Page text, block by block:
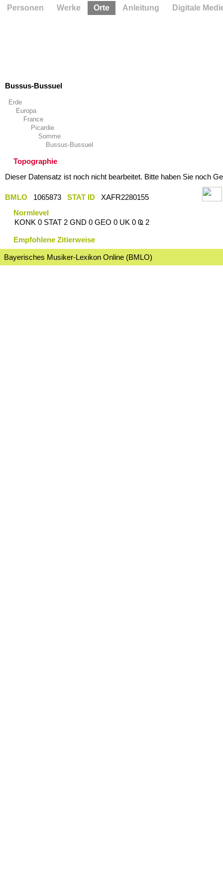
Bussus-Bussuel
Erde
Europa
France
Picardie
Somme
Bussus-Bussuel
Topographie
Dieser Datensatz ist noch nicht bearbeitet. Bitte haben Sie noch
BMLO 1065873 STAT ID
XAFR2280155
Normlevel
KONK 0 STAT 2 GND 0 GEO 0 UK 0 Ҩ 2
Empfohlene Zitierweise
Bayerisches Musiker-Lexikon Online (BMLO)
Personen Werke Orte Anleitung Digitale